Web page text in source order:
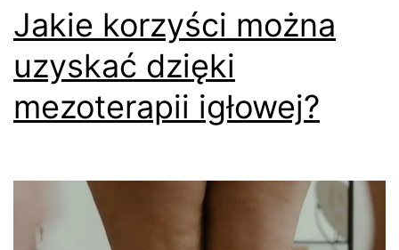
Jakie korzyści można
uzyskać dzięki
mezoterapii igłowej?